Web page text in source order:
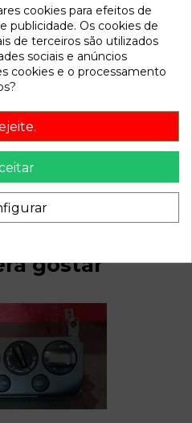
16V CAT | 0.99 - ...
06
aire acondicionado para
16v cat | 0.99 - ... 1.6 16v cat |
gostar
cookies para efeitos de
publicidade. Os cookies de
de terceiros são utilizados
sociais e anúncios
cookies e o processamento